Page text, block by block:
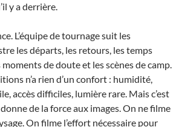
y a derrière.
L’équipe de tournage suit les
les départs, les retours, les temps
moments de doute et les scènes de camp.
n’a rien d’un confort : humidité,
accès difficiles, lumière rare. Mais c’est
de la force aux images. On ne filme
On filme l’effort nécessaire pour